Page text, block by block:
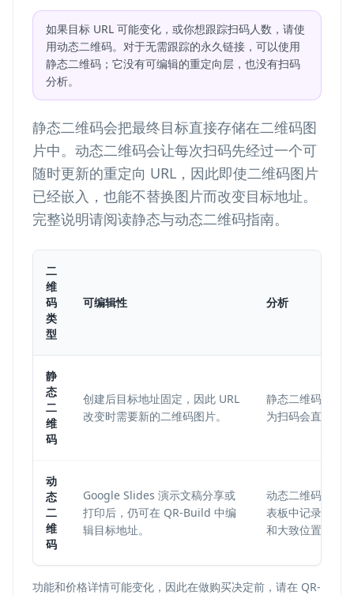
如果目标 URL 可能变化，或你想跟踪扫码人数，请使
用动态二维码。对于无需跟踪的永久链接，可以使用
静态二维码；它没有可编辑的重定向层，也没有扫码
分析。
静态二维码会把最终目标直接存储在二维码图
片中。动态二维码会让每次扫码先经过一个可
随时更新的重定向 URL，因此即使二维码图片
已经嵌入，也能不替换图片而改变目标地址。
完整说明请阅读静态与动态二维码指南。
二
维
码
类
型
可编辑性 分析
静
态
二
维
码
创建后目标地址固定，因此 URL
改变时需要新的二维码图片。
静态二维码不显
为扫码会直接前
动
态
二
维
码
Google Slides 演示文稿分享或
打印后，仍可在 QR-Build 中编
辑目标地址。
动态二维码可以
表板中记录扫码
和大致位置。
功能和价格详情可能变化，因此在做购买决定前，请在 QR-